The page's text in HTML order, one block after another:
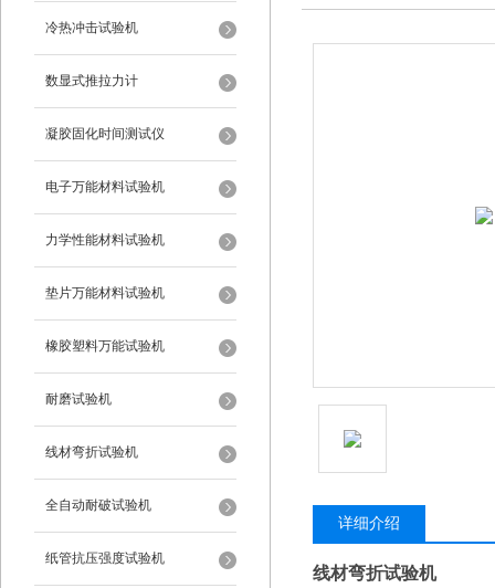
冷热冲击试验机
数显式推拉力计
凝胶固化时间测试仪
电子万能材料试验机
力学性能材料试验机
垫片万能材料试验机
橡胶塑料万能试验机
耐磨试验机
线材弯折试验机
全自动耐破试验机
纸管抗压强度试验机
详细介绍
线材弯折试验机